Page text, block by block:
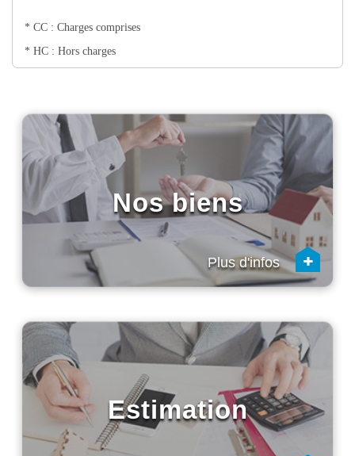
* CC : Charges comprises
* HC : Hors charges
Nos biens
Plus d'infos +
Estimation